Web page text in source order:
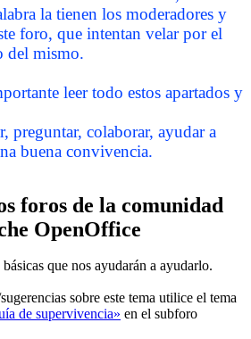
la tienen los moderadores y
foro, que intentan velar por el
del mismo.
leer todo estos apartados y
preguntar, colaborar, ayudar a
buena convivencia.
foros de la comunidad
OpenOffice
que nos ayudarán a ayudarlo.
sobre este tema utilice el tema
de supervivencia» en el subforo